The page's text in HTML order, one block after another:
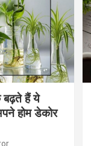
बढ़ते हैं ये
होम डेकोर